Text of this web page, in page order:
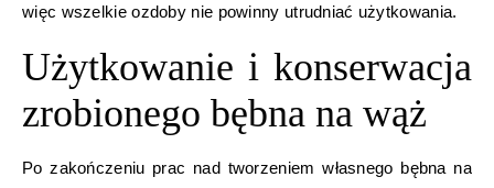
więc wszelkie ozdoby nie powinny utrudniać użytkowania.
Użytkowanie i konserwacja
zrobionego bębna na wąż
Po zakończeniu prac nad tworzeniem własnego bębna na